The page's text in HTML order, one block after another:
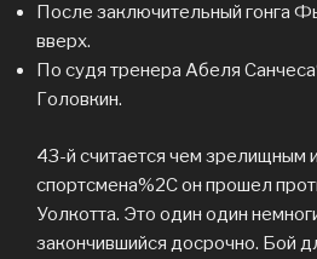
После заключительный гонга
вверх.
По судя тренера Абеля
Головкин.
43-й считается чем зрелищным
спортсмена%2C он прошел
Уолкотта. Это один один
закончившийся досрочно. Бой